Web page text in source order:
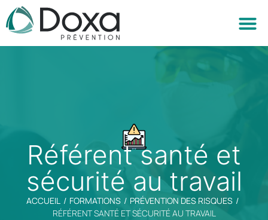
Référent santé et
sécurité au travail
ACCUEIL / FORMATIONS / PRÉVENTION DES RISQUES /
RÉFÉRENT SANTÉ ET SÉCURITÉ AU TRAVAIL